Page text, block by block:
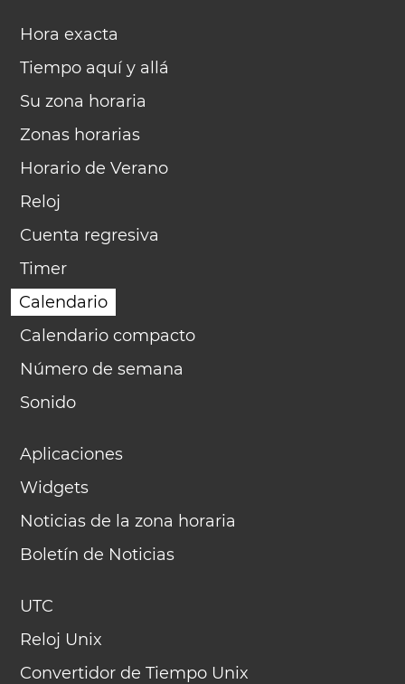
Hora exacta
Tiempo aquí y allá
Su zona horaria
Zonas horarias
Horario de Verano
Reloj
Cuenta regresiva
Timer
Calendario
Calendario compacto
Número de semana
Sonido
Aplicaciones
Widgets
Noticias de la zona horaria
Boletín de Noticias
UTC
Reloj Unix
Convertidor de Tiempo Unix